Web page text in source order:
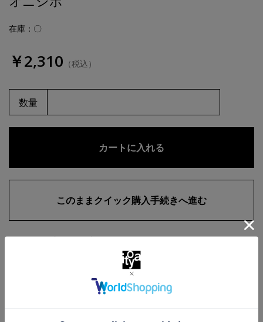
在庫：〇
￥2,310 （税込）
数量
お気に入りに追加
返品・交換について